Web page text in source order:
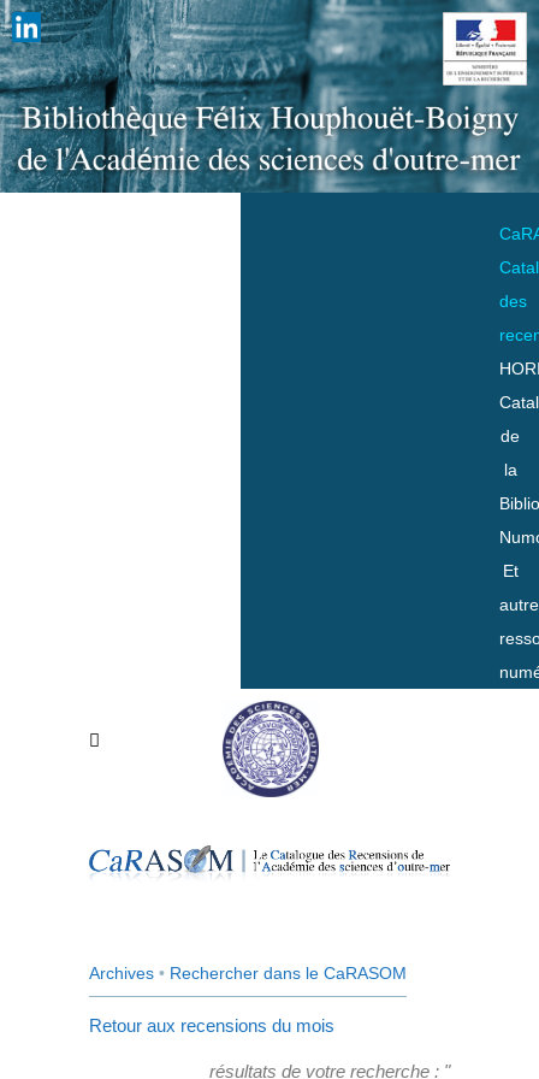
des
de
la
Et
Archives • Rechercher dans le CaRASOM
Retour aux recensions du mois
résultats de votre recherche : "